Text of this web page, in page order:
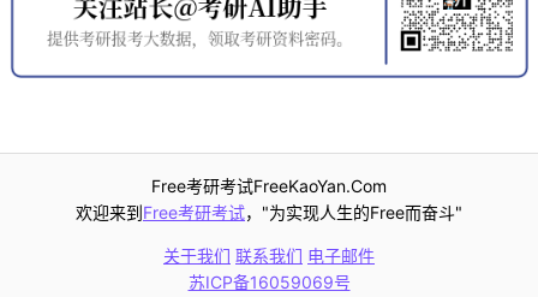
Free考研考试FreeKaoYan.Com
欢迎来到Free考研考试，"为实现人生的Free而奋斗"
关于我们 联系我们 电子邮件
苏ICP备16059069号